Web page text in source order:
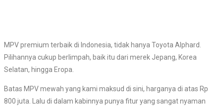
MPV premium terbaik di Indonesia, tidak hanya Toyota Alphard.
Pilihannya cukup berlimpah, baik itu dari merek Jepang, Korea
Selatan, hingga Eropa.
Batas MPV mewah yang kami maksud di sini, harganya di atas Rp
800 juta. Lalu di dalam kabinnya punya fitur yang sangat nyaman